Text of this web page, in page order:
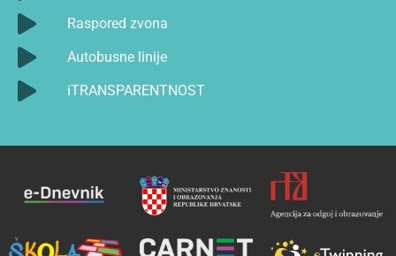
Raspored zvona
Autobusne linije
iTRANSPARENTNOST